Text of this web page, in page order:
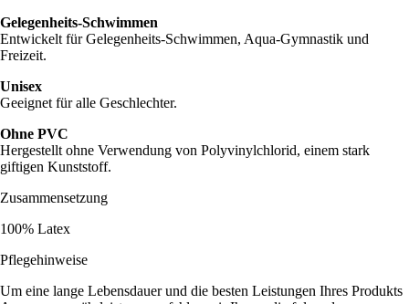
Gelegenheits-Schwimmen
Entwickelt für Gelegenheits-Schwimmen, Aqua-Gymnastik und
Freizeit.
Unisex
Geeignet für alle Geschlechter.
Ohne PVC
Hergestellt ohne Verwendung von Polyvinylchlorid, einem stark
giftigen Kunststoff.
Zusammensetzung
100% Latex
Pflegehinweise
Um eine lange Lebensdauer und die besten Leistungen Ihres Produkts